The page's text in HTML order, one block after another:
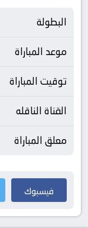
البطولة
موعد المباراة
توقيت المباراة
القناة الناقله
معلق المباراة
فيسبوك